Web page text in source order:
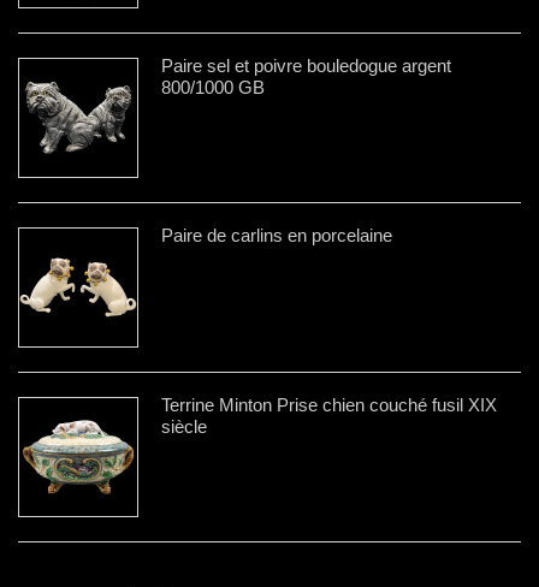
Paire sel et poivre bouledogue argent
800/1000 GB
Paire de carlins en porcelaine
Terrine Minton Prise chien couché fusil XIX
siècle